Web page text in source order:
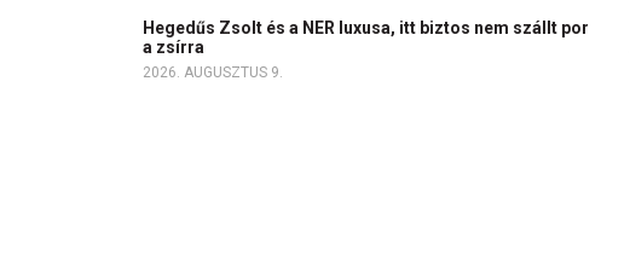
Hegedűs Zsolt és a NER luxusa, itt biztos nem szállt por
a zsírra
2026. AUGUSZTUS 9.